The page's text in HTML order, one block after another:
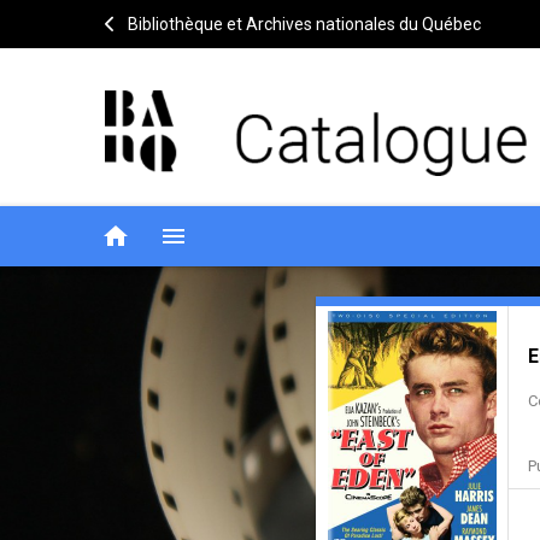
Bibliothèque et Archives nationales du Québec
home menu
East
of
Eden
Notice
header